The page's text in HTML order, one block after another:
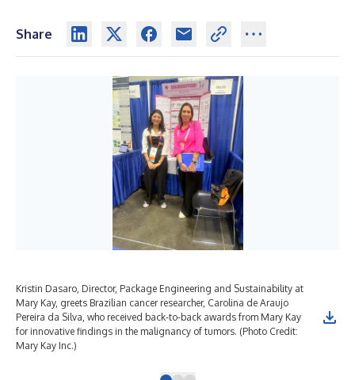
Share
Kristin Dasaro, Director, Package Engineering and Sustainability at
Mary Kay, greets Brazilian cancer researcher, Carolina de Araujo
Pereira da Silva, who received back-to-back awards from Mary Kay
for innovative findings in the malignancy of tumors. (Photo Credit:
Mary Kay Inc.)